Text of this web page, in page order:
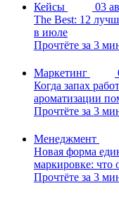
Кейсы
03
The Best: 12
в июле
Прочтёте за 3
Маркетинг
Когда запах
ароматизации
Прочтёте за 3
Менеджмент
Новая форма
маркировке: что
Прочтёте за 3